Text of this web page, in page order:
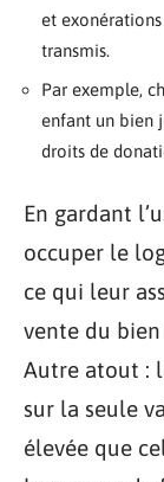
et
transmis.
Par exemple,
enfant un bien
droits de
En gardant
occuper le
ce qui leur
vente du
Autre atout :
sur la seule
élevée que